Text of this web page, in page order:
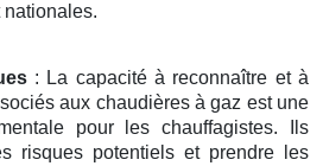
: La capacité à reconnaître et à
aux chaudières à gaz est une
pour les chauffagistes. Ils
risques potentiels et prendre les